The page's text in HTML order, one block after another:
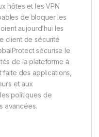
hôtes et les VPN
de bloquer les
aujourd’hui les
client de sécurité
sécurise le
de la plateforme à
faite des applications,
et aux
politiques de
avancées.